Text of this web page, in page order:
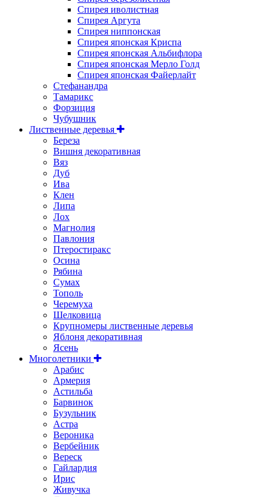
Спирея иволистная
Спирея Аргута
Спирея ниппонская
Спирея японская Криспа
Спирея японская Альбифлора
Спирея японская Мерло Голд
Спирея японская Файерлайт
Стефанандра
Тамарикс
Форзиция
Чубушник
Лиственные деревья
Береза
Вишня декоративная
Вяз
Дуб
Ива
Клен
Липа
Лох
Магнолия
Павлония
Птеростиракс
Осина
Рябина
Сумах
Тополь
Черемуха
Шелковица
Крупномеры лиственные деревья
Яблоня декоративная
Ясень
Многолетники
Арабис
Армерия
Астильбa
Барвинок
Бузульник
Астра
Вероника
Вербейник
Вереск
Гайлардия
Ирис
Живучка